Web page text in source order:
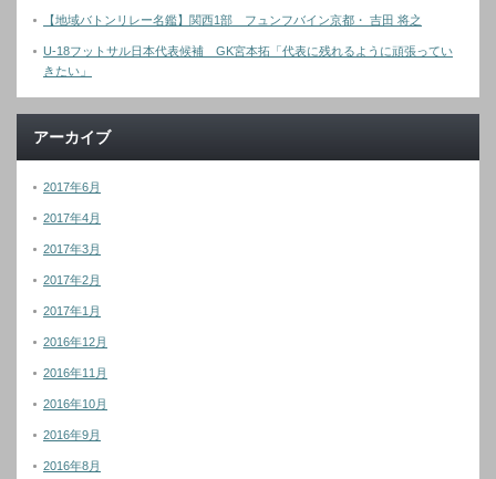
【地域バトンリレー名鑑】関西1部 フュンフバイン京都・ 吉田 将之
U-18フットサル日本代表候補 GK宮本拓「代表に残れるように頑張ってい
きたい」
アーカイブ
2017年6月
2017年4月
2017年3月
2017年2月
2017年1月
2016年12月
2016年11月
2016年10月
2016年9月
2016年8月